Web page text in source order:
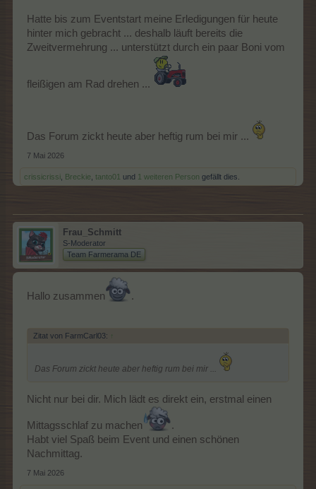
Hatte bis zum Eventstart meine Erledigungen für heute
hinter mich gebracht ... deshalb läuft bereits die
Zweitvermehrung ... unterstützt durch ein paar Boni vom
fleißigen am Rad drehen ...
Das Forum zickt heute aber heftig rum bei mir ...
7 Mai 2026
crissicrissi Breckie tanto01 und 1 weiteren Person gefällt dies.
Frau_Schmitt
S-Moderator
Team Farmerama DE
Hallo zusammen .
Zitat von FarmCarl03: ↑
Das Forum zickt heute aber heftig rum bei mir ...
Nicht nur bei dir. Mich lädt es direkt ein, erstmal einen
Mittagsschlaf zu machen
.
Habt viel Spaß beim Event und einen schönen
Nachmittag.
7 Mai 2026